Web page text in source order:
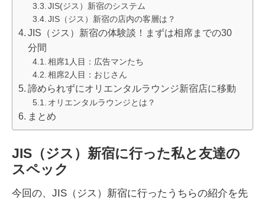
JIS(ジス）新宿のシステム
JIS（ジス）新宿の店内の客層は？
JIS（ジス）新宿の体験談！まずは相席までの30
分間
相席1人目：広告マンたち
相席2人目：おじさん
諦められずにオリエンタルラウンジ新宿店に移動
オリエンタルラウンジとは？
まとめ
JIS（ジス）新宿に行った私と友達の
スペック
今回の、JIS（ジス）新宿に行ったうちらの紹介を先